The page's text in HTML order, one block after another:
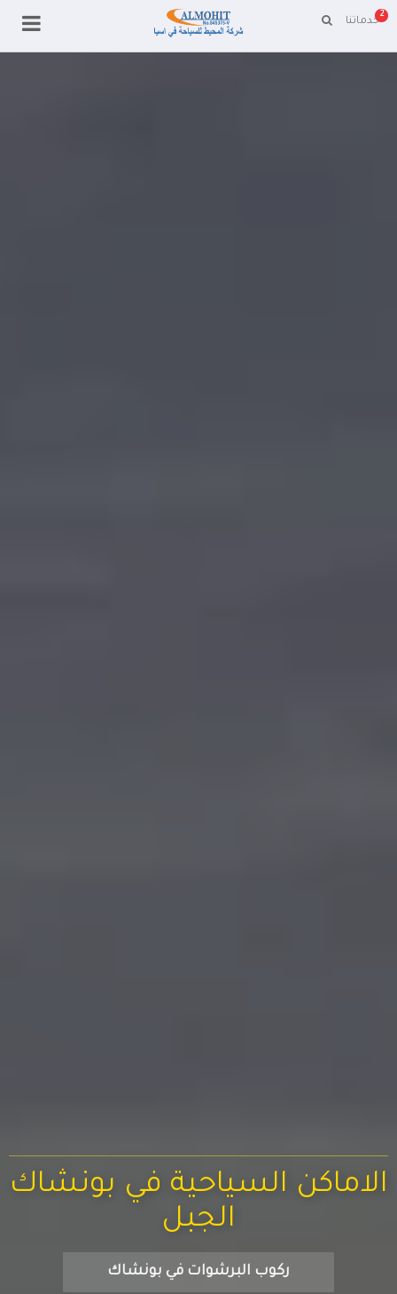
خدماتنا
2
الاماكن السياحية في بونشاك
الجبل
ركوب البرشوات في بونشاك